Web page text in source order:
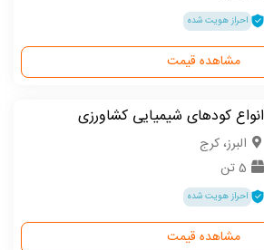
احراز هویت شده
مشاهده قیمت
انواع کودهای شیمیایی کشاورزی
البرز، کرج
5 تن
احراز هویت شده
مشاهده قیمت